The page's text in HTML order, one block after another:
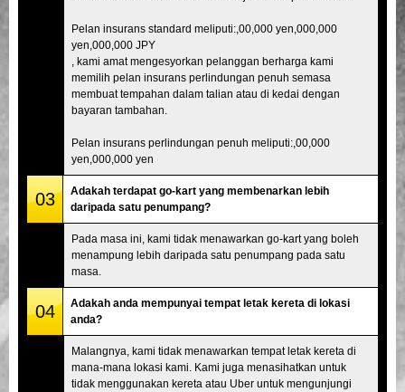
Pelan insurans standard meliputi:,00,000 yen,000,000
yen,000,000 JPY
, kami amat mengesyorkan pelanggan berharga kami
memilih pelan insurans perlindungan penuh semasa
membuat tempahan dalam talian atau di kedai dengan
bayaran tambahan.
Pelan insurans perlindungan penuh meliputi:,00,000
yen,000,000 yen
03
Adakah terdapat go-kart yang membenarkan lebih
daripada satu penumpang?
Pada masa ini, kami tidak menawarkan go-kart yang boleh
menampung lebih daripada satu penumpang pada satu
masa.
04
Adakah anda mempunyai tempat letak kereta di lokasi
anda?
Malangnya, kami tidak menawarkan tempat letak kereta di
mana-mana lokasi kami. Kami juga menasihatkan untuk
tidak menggunakan kereta atau Uber untuk mengunjungi